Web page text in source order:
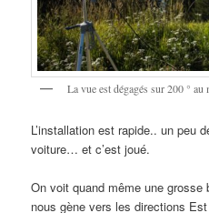
La vue est dégagés sur 200 ° au
L’installation est rapide.. un peu
voiture… et c’est joué.
On voit quand même une grosse
nous gène vers les directions